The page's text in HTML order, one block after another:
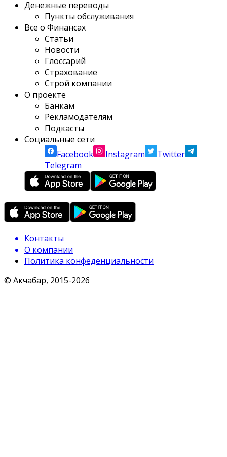
Денежные переводы
Пункты обслуживания
Все о Финансах
Статьи
Новости
Глоссарий
Страхование
Строй компании
О проекте
Банкам
Рекламодателям
Подкасты
Социальные сети
Facebook
Instagram
Twitter
Telegram
Контакты
О компании
Политика конфеденциальности
© Акчабар, 2015-2026